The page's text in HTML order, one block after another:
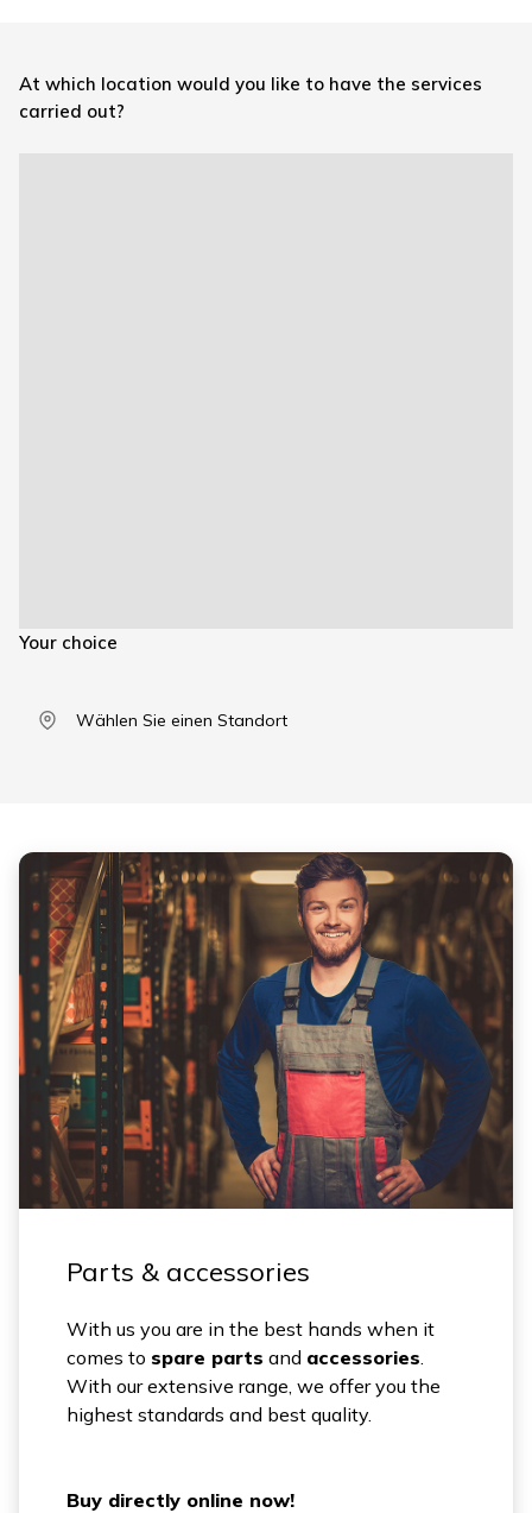
At which location would you like to have the services
carried out?
Your choice
Wählen Sie einen Standort
Parts & accessories
With us you are in the best hands when it
comes to spare parts and accessories
With our extensive range, we offer you the
highest standards and best quality.
Buy directly online now!